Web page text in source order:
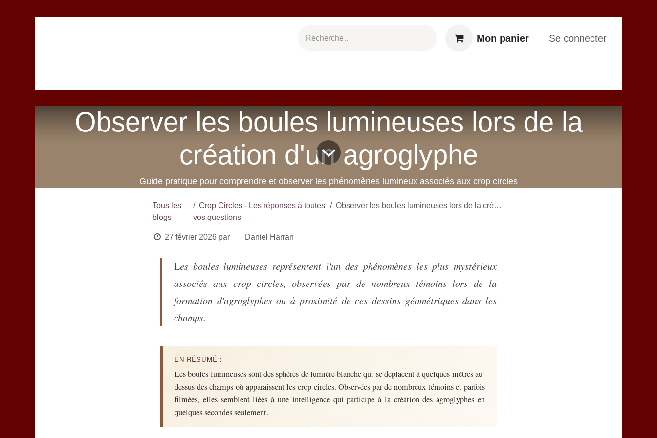
Mon panier Se connecter
Observer les boules lumineuses lors de la
création d'un agroglyphe
Guide pratique pour comprendre et observer les phénomènes lumineux associés aux crop circles
Tous les
blogs
Crop Circles - Les réponses à toutes
vos questions
Observer les boules lumineuses lors de la création d'un agroglyphe
27 février 2026 par Daniel Harran
Les boules lumineuses représentent l'un des phénomènes les plus mystérieux
associés aux crop circles, observées par de nombreux témoins lors de la
formation d'agroglyphes ou à proximité de ces dessins géométriques dans les
champs.
EN RÉSUMÉ :
Les boules lumineuses sont des sphères de lumière blanche qui se déplacent à quelques mètres au-
dessus des champs où apparaissent les crop circles. Observées par de nombreux témoins et parfois
filmées, elles semblent liées à une intelligence qui participe à la création des agroglyphes en
quelques secondes seulement.